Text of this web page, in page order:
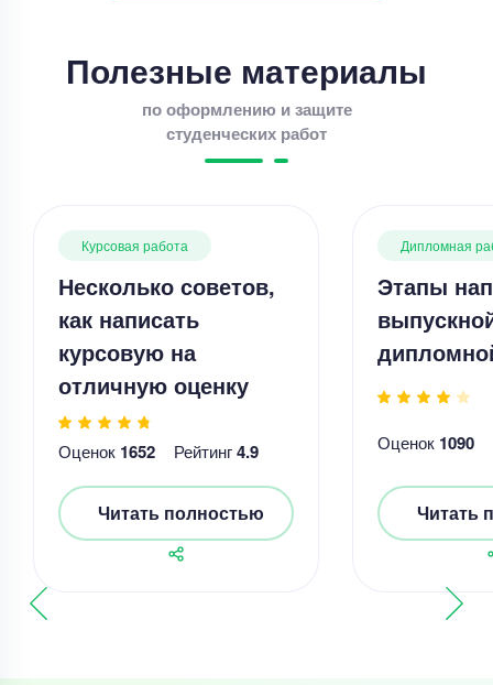
Полезные материалы
по оформлению и защите
студенческих работ
Курсовая работа
Несколько советов,
как написать
курсовую на
отличную оценку
Оценок 1652 Рейтинг4.9
Читать полностью
Дипломная
Этапы
Оценок 1090
Читать